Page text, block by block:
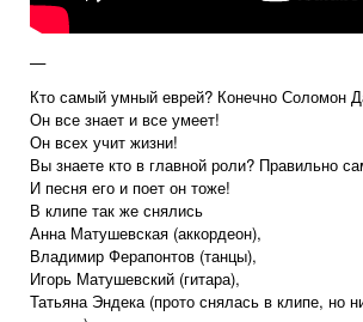
—
Кто самый умный еврей? Конечно Соломон
Он все знает и все умеет!
Он всех учит жизни!
Вы знаете кто в главной роли? Правильно
И песня его и поет он тоже!
В клипе так же снялись
Анна Матушевская (аккордеон),
Владимир Ферапонтов (танцы),
Игорь Матушевский (гитара),
Татьяна Эндека (прото снялась в клипе, но